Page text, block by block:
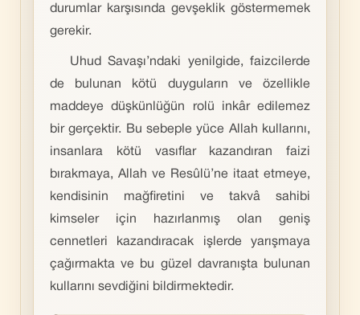
durumlar karşısında gevşeklik göstermemek
gerekir.
Uhud Savaşı’ndaki yenilgide, faizcilerde
de bulunan kötü duyguların ve özellikle
maddeye düşkünlüğün rolü inkâr edilemez
bir gerçektir. Bu sebeple yüce Allah kullarını,
insanlara kötü vasıflar kazandıran faizi
bırakmaya, Allah ve Resûlü’ne itaat etmeye,
kendisinin mağfiretini ve takvâ sahibi
kimseler için hazırlanmış olan geniş
cennetleri kazandıracak işlerde yarışmaya
çağırmakta ve bu güzel davranışta bulunan
kullarını sevdiğini bildirmektedir.